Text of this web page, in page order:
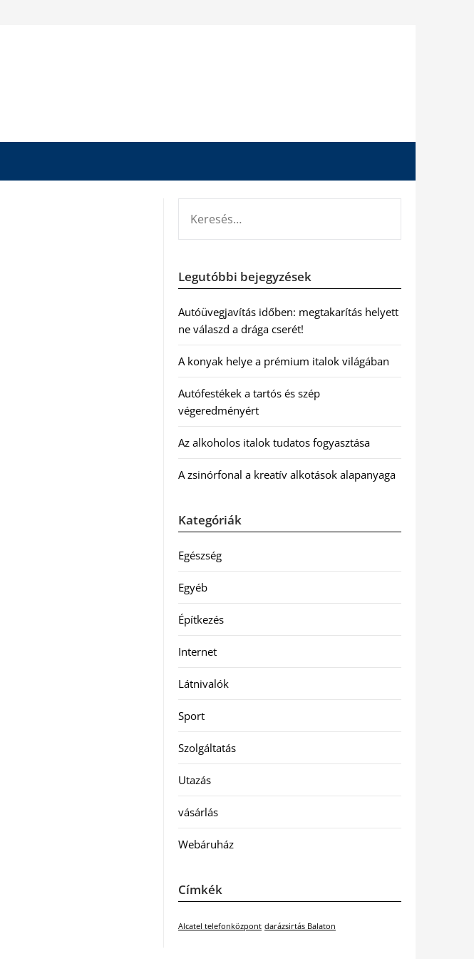
Legutóbbi bejegyzések
Autóüvegjavítás időben: megtakarítás helyett
ne válaszd a drága cserét!
A konyak helye a prémium italok világában
Autófestékek a tartós és szép
végeredményért
Az alkoholos italok tudatos fogyasztása
A zsinórfonal a kreatív alkotások alapanyaga
Kategóriák
Egészség
Egyéb
Építkezés
Internet
Látnivalók
Sport
Szolgáltatás
Utazás
vásárlás
Webáruház
Címkék
Alcatel telefonközpont darázsirtás Balaton